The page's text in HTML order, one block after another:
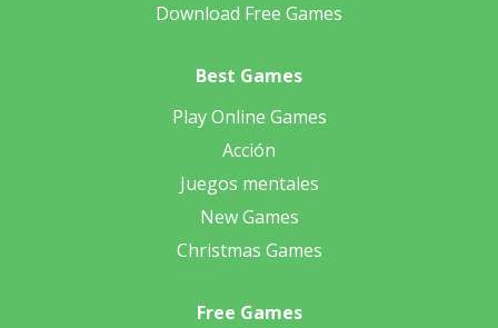
Download Free Games
Best Games
Play Online Games
Acción
Juegos mentales
New Games
Christmas Games
Free Games